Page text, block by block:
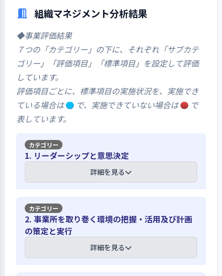
組織マネジメント分析結果
◆事業評価結果
７つの「カテゴリー」の下に、それぞれ「サブカテ
ゴリー」「評価項目」「標準項目」を設定して評価
しています。
評価項目ごとに、標準項目の実施状況を、実施でき
ている場合は
で、実施できていない場合は
で
表しています。
1. リーダーシップと意思決定
詳細を見る
【講評】
事業所の理念やビジョン等は、事業計画
会議や人事考課面談等を通じて周知して
いる
2. 事業所を取り巻く環境の把握・活用及び計画
の策定と実行
詳細を見る